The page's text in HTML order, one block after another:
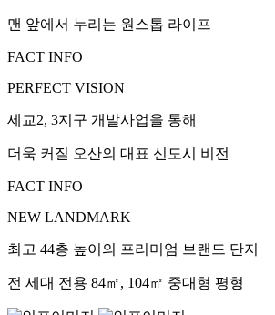
맨 앞에서 누리는 원스톱 라이프
FACT INFO
PERFECT VISION
세교2, 3지구 개발사업을 통해
더욱 커질 오산의 대표 신도시 비전
FACT INFO
NEW LANDMARK
최고 44층 높이의 프리미엄 브랜드 단지
전 세대 전용 84㎡, 104㎡ 중대형 평형